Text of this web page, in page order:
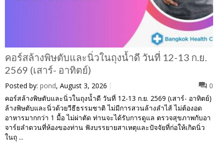
คอร์สล้างพิษตับและนิ่วในถุงน้ำดี วันที่ 12-13 ก.ย.
2569 (เสาร์- อาทิตย์)
Posted by: pond, August 3, 2026
0
คอร์สล้างพิษตับและนิ่วในถุงน้ำดี วันที่ 12-13 ก.ย. 2569 (เสาร์- อาทิตย์)
ล้างพิษตับและนิ่วด้วยวีธีธรรมชาติ ไม่มีการสวนล้างลำไส้ ไม่ต้องอด
อาหารมากกว่า 1 มื้อ ไม่ผ่าตัด ท่านจะได้รับการดูแล ตรวจสุขภาพกับอา
จาร์ยลำดวนที่ห้องของท่าน ฟังบรรยายสาเหตุและปัจจัยที่ก่อให้เกิดนิ่ว
ในถุ ...